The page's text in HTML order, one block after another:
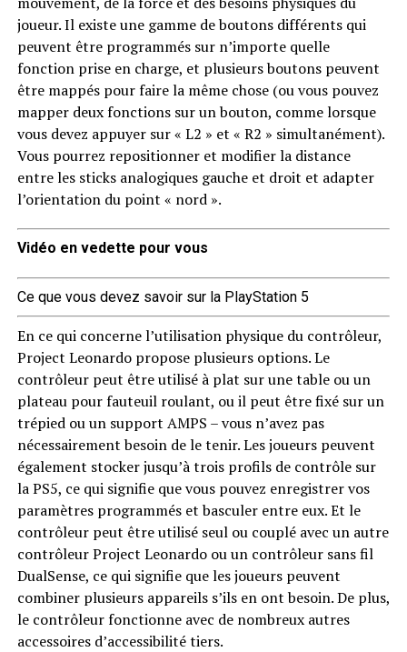
joueur. Il existe une gamme de boutons différents qui
peuvent être programmés sur n’importe quelle
fonction prise en charge, et plusieurs boutons peuvent
être mappés pour faire la même chose (ou vous pouvez
mapper deux fonctions sur un bouton, comme lorsque
vous devez appuyer sur « L2 » et « R2 » simultanément).
Vous pourrez repositionner et modifier la distance
entre les sticks analogiques gauche et droit et adapter
l’orientation du point « nord ».
Vidéo en vedette pour vous
Ce que vous devez savoir sur la PlayStation 5
En ce qui concerne l’utilisation physique du contrôleur,
Project Leonardo propose plusieurs options. Le
contrôleur peut être utilisé à plat sur une table ou un
plateau pour fauteuil roulant, ou il peut être fixé sur un
trépied ou un support AMPS – vous n’avez pas
nécessairement besoin de le tenir. Les joueurs peuvent
également stocker jusqu’à trois profils de contrôle sur
la PS5, ce qui signifie que vous pouvez enregistrer vos
paramètres programmés et basculer entre eux. Et le
contrôleur peut être utilisé seul ou couplé avec un autre
contrôleur Project Leonardo ou un contrôleur sans fil
DualSense, ce qui signifie que les joueurs peuvent
combiner plusieurs appareils s’ils en ont besoin. De plus,
le contrôleur fonctionne avec de nombreux autres
accessoires d’accessibilité tiers.